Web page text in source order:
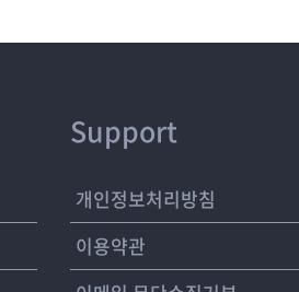
Support
개인정보처리방침
이용약관